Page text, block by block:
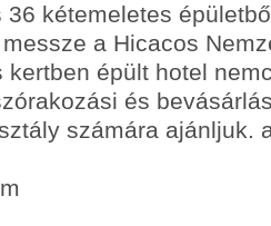
36 kétemeletes
a Hicacos
kertben épült hotel
és
számára ajánljuk.